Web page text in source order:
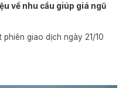
về nhu cầu giúp giá ngũ
phiên giao dịch ngày 21/10